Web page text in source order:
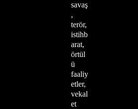
savaş
,
terör,
istihb
arat,
örtül
ü
faaliy
etler,
vekal
et